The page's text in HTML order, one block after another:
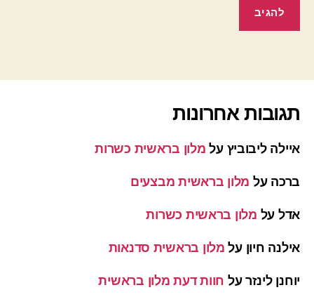
תגובות אחרונות
איילה ליבוביץ על מלון בראשית כשרות
ברכה על מלון בראשית מבצעים
אדל על מלון בראשית כשרות
אילנה חיון על מלון בראשית סדנאות
יוחנן לינזר על חוות דעת מלון בראשית